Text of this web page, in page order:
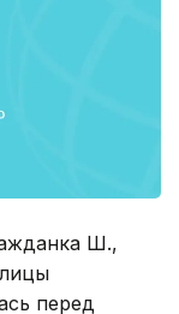
Ш.,
перед